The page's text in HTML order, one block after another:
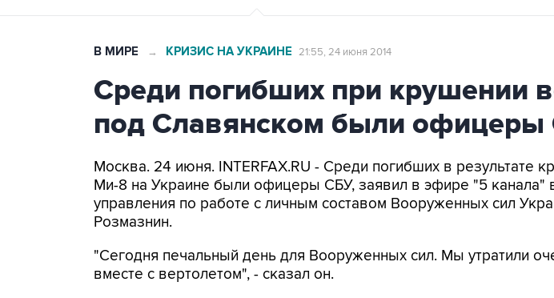
В МИРЕ → КРИЗИС НА УКРАИНЕ 21:55, 24 июня 2014
Среди погибших при крушении
под Славянском были
Москва. 24 июня. INTERFAX.RU - Среди погибших в результате
Ми-8 на Украине были офицеры СБУ, заявил в эфире "5 канала"
управления по работе с личным составом Вооруженных сил
Розмазнин.
"Сегодня печальный день для Вооруженных сил. Мы утратили
вместе с вертолетом", - сказал он.